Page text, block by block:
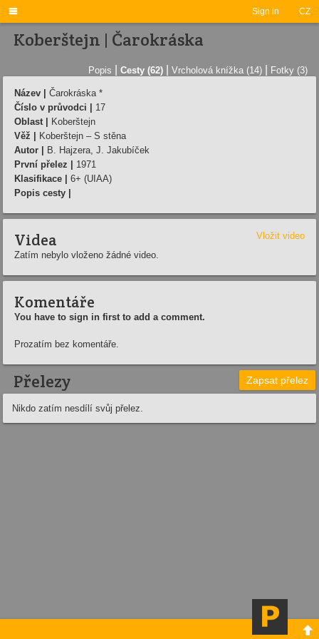
Sign in CZ

Koberštejn | Čarokráska
Popis Cesty (62) Vrcholová knížka (14) Fotky (3)
Název |
Čarokráska *
Číslo v průvodci |
17
Oblast |
Koberštejn
Věž |
Koberštejn – S stěna
Autor |
B. Hajzera, J. Jakubí­ček
První přelez |
1971
Klasifikace |
6+ (UIAA)
Popis cesty |
Videa
Vložit video
Zatím nebylo vloženo žádné video.
Komentáře
You have to sign in first to add a comment.
Prozatím bez komentáře.
Přelezy Zapsat přelez
Nikdo zatím nesdílí svůj přelez.
